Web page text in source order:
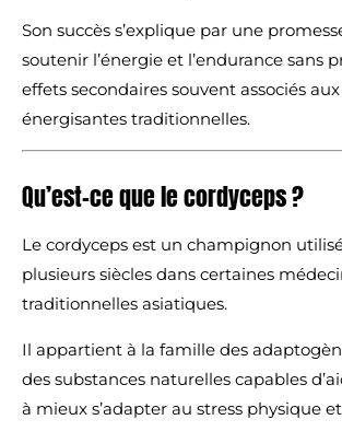
Son succès s’explique par une
soutenir l’énergie et l’endurance sans
effets secondaires souvent associés
énergisantes traditionnelles.
Qu’est-ce que le cordyceps ?
Le cordyceps est un champignon
plusieurs siècles dans certaines
traditionnelles asiatiques.
Il appartient à la famille des
des substances naturelles capables
à mieux s’adapter au stress physique